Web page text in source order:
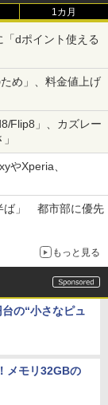
1カ月
dポイント使える
め」、料金値上げ
Flip8」、カズレー
やXperia、
ば」 都市部に優先
もっと見る
の“小さなピュ
メモリ32GBの